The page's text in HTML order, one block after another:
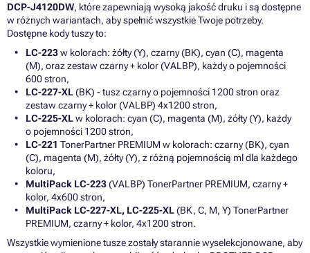
DCP-J4120DW, które zapewniają wysoką jakość druku i są dostępne
w różnych wariantach, aby spełnić wszystkie Twoje potrzeby.
Dostępne kody tuszy to:
LC-223w kolorach: żółty (Y), czarny (BK), cyan (C), magenta
(M), oraz zestaw czarny + kolor (VALBP), każdy o pojemności
600 stron,
LC-227-XL(BK) - tusz czarny o pojemności 1200 stron oraz
zestaw czarny + kolor (VALBP) 4x1200 stron,
LC-225-XLw kolorach: cyan (C), magenta (M), żółty (Y), każdy
o pojemności 1200 stron,
LC-221 TonerPartner PREMIUM w kolorach: czarny (BK), cyan
(C), magenta (M), żółty (Y), z różną pojemnością ml dla każdego
koloru,
MultiPack LC-223(VALBP) TonerPartner PREMIUM, czarny +
kolor, 4x600 stron,
MultiPack LC-227-XL, LC-225-XL(BK, C, M, Y) TonerPartner
PREMIUM, czarny + kolor, 4x1200 stron.
Wszystkie wymienione tusze zostały starannie wyselekcjonowane, aby